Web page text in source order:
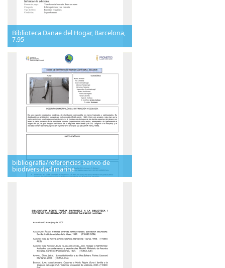
Biblioteca Danae del Hogar, Barcelona,
7.95
bibliografía/referencias banco de
biodiversidad marina